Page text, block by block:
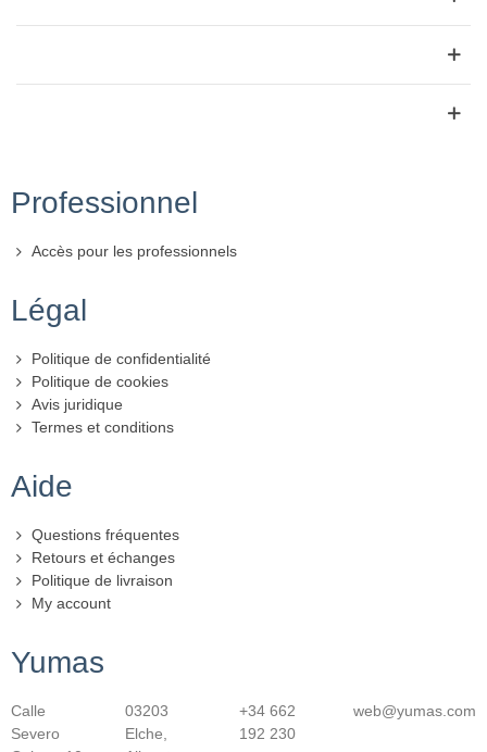
Yumas
Calle
Severo
03203
Elche,
+34 662
192 230
web@yumas.com
Aide
Questions fréquentes
Retours et échanges
Politique de livraison
My account
Légal
Politique de confidentialité
Politique de cookies
Avis juridique
Termes et conditions
Professionnel
Accès pour les professionnels